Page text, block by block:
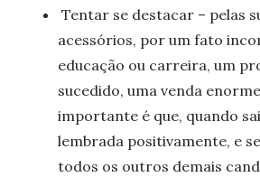
Tentar se destacar – pelas
acessórios, por um fato
educação ou carreira, um
sucedido, uma venda
importante é que, quando
lembrada positivamente, e
todos os outros demais